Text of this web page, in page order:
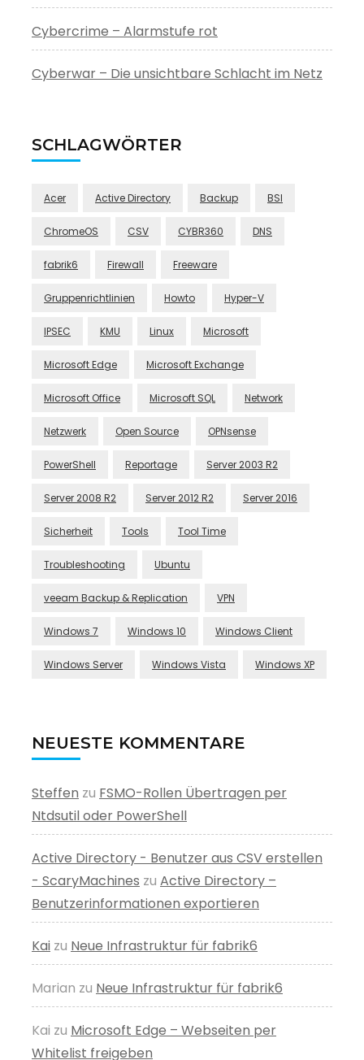
Cybercrime – Alarmstufe rot
Cyberwar – Die unsichtbare Schlacht im Netz
SCHLAGWÖRTER
Acer Active Directory Backup BSI
ChromeOS CSV CYBR360 DNS
fabrik6 Firewall Freeware
Gruppenrichtlinien Howto Hyper-V
IPSEC KMU Linux Microsoft
Microsoft Edge Microsoft Exchange
Microsoft Office Microsoft SQL Network
Netzwerk Open Source OPNsense
PowerShell Reportage Server 2003 R2
Server 2008 R2 Server 2012 R2 Server 2016
Sicherheit Tools Tool Time
Troubleshooting Ubuntu
veeam Backup & Replication VPN
Windows 7 Windows 10 Windows Client
Windows Server Windows Vista Windows XP
NEUESTE KOMMENTARE
Steffen zu FSMO-Rollen Übertragen per
Ntdsutil oder PowerShell
Active Directory - Benutzer aus CSV erstellen
- ScaryMachines zu Active Directory –
Benutzerinformationen exportieren
Kai zu Neue Infrastruktur für fabrik6
Marian zu Neue Infrastruktur für fabrik6
Kai zu Microsoft Edge – Webseiten per
Whitelist freigeben